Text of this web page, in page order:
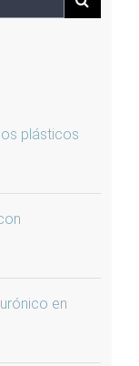
plásticos
en